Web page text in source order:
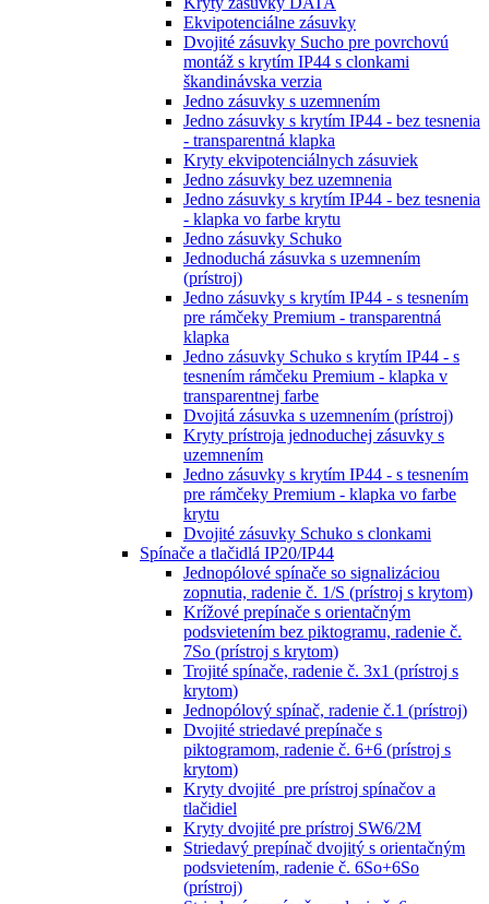
Ekvipotenciálne zásuvky
Dvojité zásuvky Sucho pre povrchovú
montáž s krytím IP44 s clonkami
škandinávska verzia
Jedno zásuvky s uzemnením
Jedno zásuvky s krytím IP44 - bez tesnenia
- transparentná klapka
Kryty ekvipotenciálnych zásuviek
Jedno zásuvky bez uzemnenia
Jedno zásuvky s krytím IP44 - bez tesnenia
- klapka vo farbe krytu
Jedno zásuvky Schuko
Jednoduchá zásuvka s uzemnením
(prístroj)
Jedno zásuvky s krytím IP44 - s tesnením
pre rámčeky Premium - transparentná
klapka
Jedno zásuvky Schuko s krytím IP44 - s
tesnením rámčeku Premium - klapka v
transparentnej farbe
Dvojitá zásuvka s uzemnením (prístroj)
Kryty prístroja jednoduchej zásuvky s
uzemnením
Jedno zásuvky s krytím IP44 - s tesnením
pre rámčeky Premium - klapka vo farbe
krytu
Dvojité zásuvky Schuko s clonkami
Spínače a tlačidlá IP20/IP44
Jednopólové spínače so signalizáciou
zopnutia, radenie č. 1/S (prístroj s krytom)
Krížové prepínače s orientačným
podsvietením bez piktogramu, radenie č.
7So (prístroj s krytom)
Trojité spínače, radenie č. 3x1 (prístroj s
krytom)
Jednopólový spínač, radenie č.1 (prístroj)
Dvojité striedavé prepínače s
piktogramom, radenie č. 6+6 (prístroj s
krytom)
Kryty dvojité pre prístroj spínačov a
tlačidiel
Kryty dvojité pre prístroj SW6/2M
Striedavý prepínač dvojitý s orientačným
podsvietením, radenie č. 6So+6So
(prístroj)